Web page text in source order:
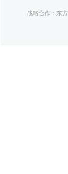
战略合作：东